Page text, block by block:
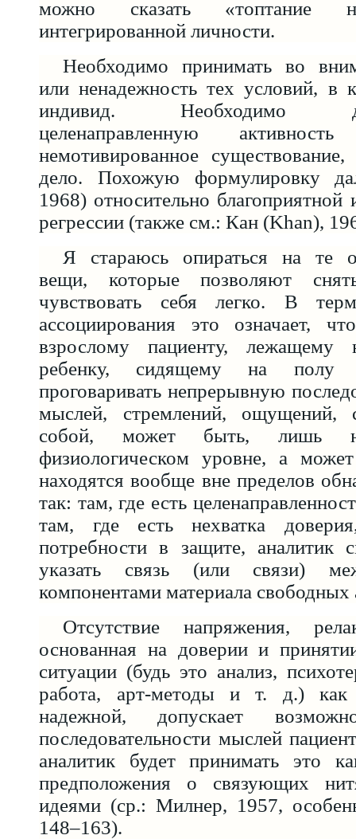
можно сказать
интегрированной личности.
Необходимо принимать во
или ненадежность тех условий, в
индивид. Необходимо
целенаправленную
немотивированное
дело. Похожую формулировку
1968) относительно благоприятной
регрессии (также см.: Кан (Khan),
Я стараюсь опираться на те
вещи, которые позволяют
чувствовать себя легко. В
ассоциирования это означает,
взрослому пациенту,
ребенку, сидящему на полу
проговаривать непрерывную
мыслей, стремлений, ощущений,
собой, может быть, лишь
физиологическом уровне, а
находятся вообще вне пределов
так: там, где есть
там, где есть нехватка
потребности в защите, аналитик
указать связь (или связи)
компонентами материала свободных
Отсутствие напряжения,
основанная на доверии и
ситуации (будь это анализ,
работа, арт-методы и т. д.) как
надежной, допускает
последовательности мыслей
аналитик будет принимать это
предположения о связующих
идеями (ср.: Милнер, 1957,
148–163).